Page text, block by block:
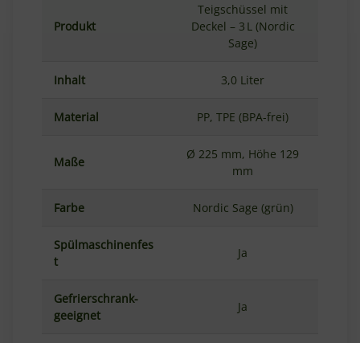
Produkt
Teigschüssel mit
Deckel – 3 L (Nordic
Sage)
Inhalt 3,0 Liter
Material PP, TPE (BPA-frei)
Maße
Ø 225 mm, Höhe 129
mm
Farbe Nordic Sage (grün)
Spülmaschinenfes
t
Ja
Gefrierschrank-
geeignet
Ja